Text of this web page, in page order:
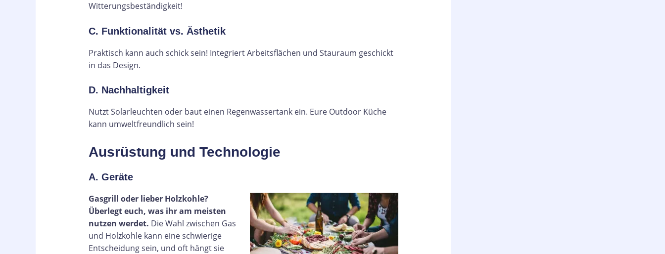
Witterungsbeständigkeit!
C. Funktionalität vs. Ästhetik
Praktisch kann auch schick sein! Integriert Arbeitsflächen und Stauraum geschickt
in das Design.
D. Nachhaltigkeit
Nutzt Solarleuchten oder baut einen Regenwassertank ein. Eure Outdoor Küche
kann umweltfreundlich sein!
Ausrüstung und Technologie
A. Geräte
Gasgrill oder lieber Holzkohle?
Überlegt euch, was ihr am meisten
nutzen werdet. Die Wahl zwischen Gas
und Holzkohle kann eine schwierige
Entscheidung sein, und oft hängt sie